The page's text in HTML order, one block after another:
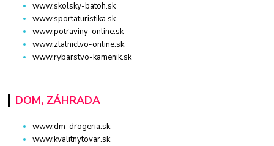
www.skolsky-batoh.sk
www.sportaturistika.sk
www.potraviny-online.sk
www.zlatnictvo-online.sk
www.rybarstvo-kamenik.sk
DOM, ZÁHRADA
www.dm-drogeria.sk
www.kvalitnytovar.sk